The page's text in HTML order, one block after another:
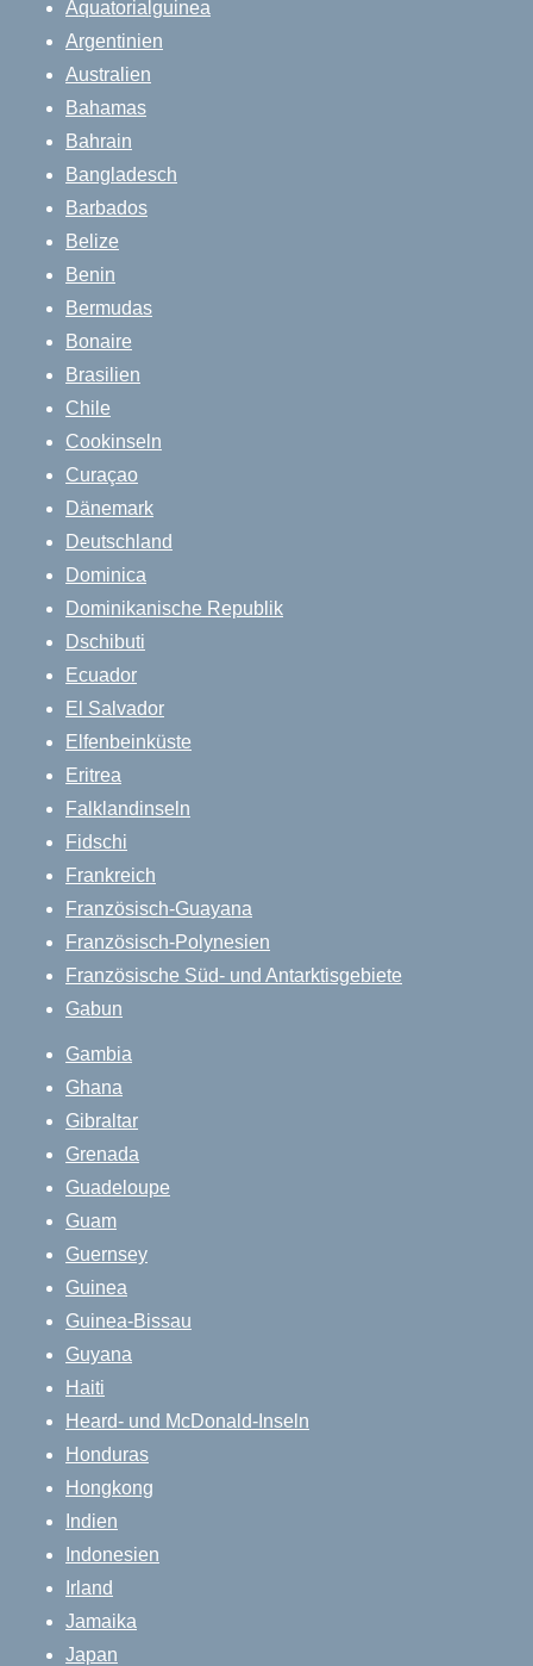
Äquatorialguinea
Argentinien
Australien
Bahamas
Bahrain
Bangladesch
Barbados
Belize
Benin
Bermudas
Bonaire
Brasilien
Chile
Cookinseln
Curaçao
Dänemark
Deutschland
Dominica
Dominikanische Republik
Dschibuti
Ecuador
El Salvador
Elfenbeinküste
Eritrea
Falklandinseln
Fidschi
Frankreich
Französisch-Guayana
Französisch-Polynesien
Französische Süd- und Antarktisgebiete
Gabun
Gambia
Ghana
Gibraltar
Grenada
Guadeloupe
Guam
Guernsey
Guinea
Guinea-Bissau
Guyana
Haiti
Heard- und McDonald-Inseln
Honduras
Hongkong
Indien
Indonesien
Irland
Jamaika
Japan